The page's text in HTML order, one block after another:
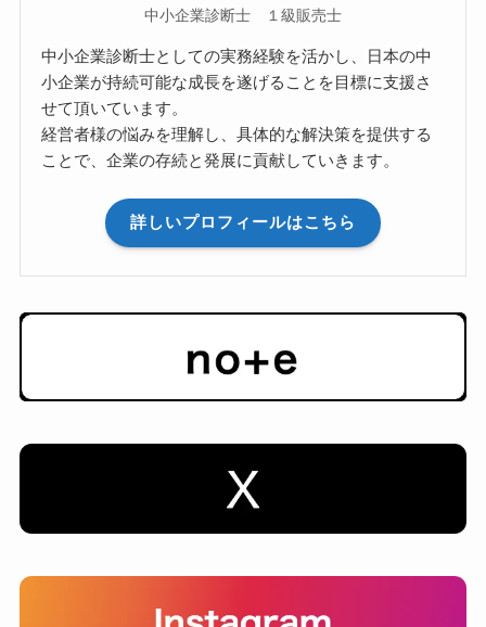
中小企業診断士 １級販売士
中小企業診断士としての実務経験を活かし、日本の中
小企業が持続可能な成長を遂げることを目標に支援さ
せて頂いています。
経営者様の悩みを理解し、具体的な解決策を提供する
ことで、企業の存続と発展に貢献していきます。
詳しいプロフィールはこちら